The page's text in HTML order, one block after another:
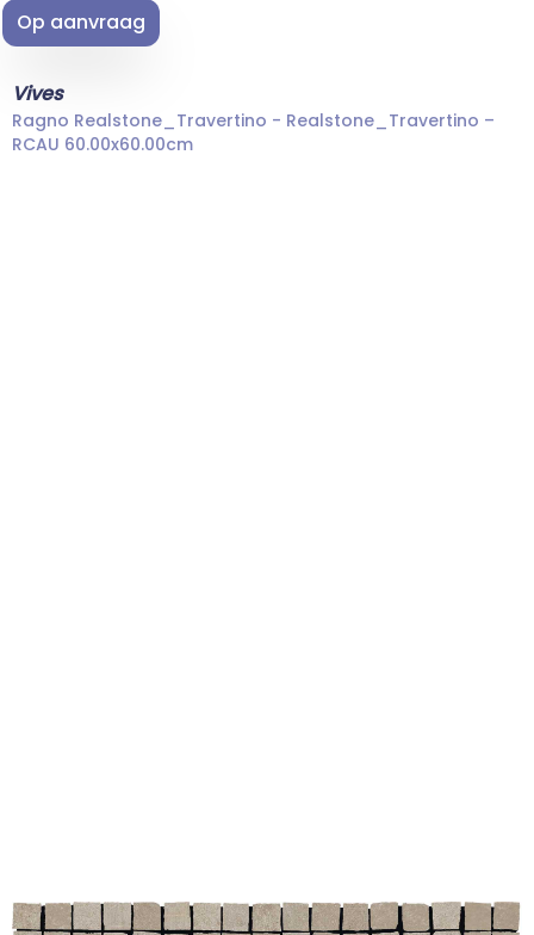
Op aanvraag
Vives
Ragno Realstone_Travertino - Realstone_Travertino –
RCAU 60.00x60.00cm